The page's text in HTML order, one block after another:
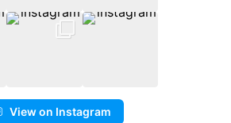
View on Instagram